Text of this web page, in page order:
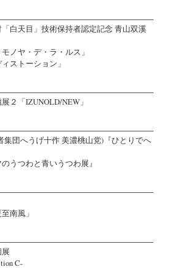
白天目」技術保持者認定記念 青山双溪
ノヤ・デ・ラ・ルス」
ストーション」
２「IZUNOLD/NEW」
集団へうげ十作 美濃桃山党)『ひとりでへ
うつわと青いうつわ展』
南風」
C-